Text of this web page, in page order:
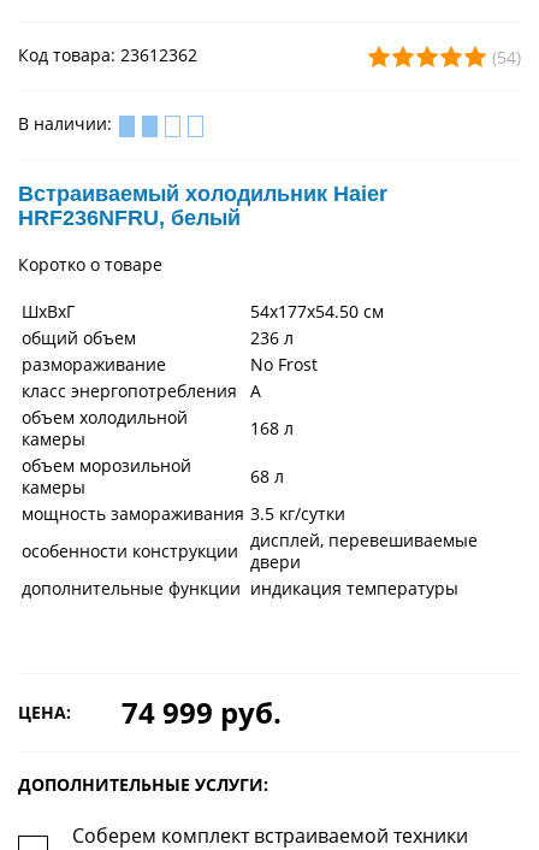
Код товара: 23612362 (54)
В наличии:
Встраиваемый холодильник Haier
HRF236NFRU, белый
Коротко о товаре
ШхВхГ
54х177х54.50 см
общий объем
236 л
размораживание
No Frost
класс энергопотребления
A
объем холодильной
камеры
168 л
объем морозильной
камеры
68 л
мощность замораживания 3.5 кг/сутки
особенности конструкции
дисплей, перевешиваемые
двери
дополнительные функции индикация температуры
ЦЕНА: 74 999 руб.
ДОПОЛНИТЕЛЬНЫЕ УСЛУГИ:
Соберем комплект встраиваемой техники